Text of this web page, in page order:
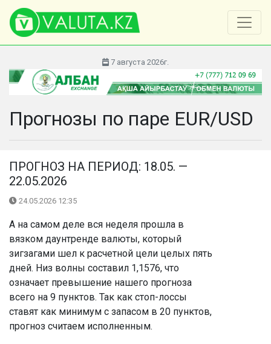
7 августа 2026г.
Прогнозы по паре EUR/USD
ПРОГНОЗ НА ПЕРИОД: 18.05. —
22.05.2026
24.05.2026 12:35
А на самом деле вся неделя прошла в
вязком даунтренде валюты, который
зигзагами шел к расчетной цели целых пять
дней. Низ волны составил 1,1576, что
означает превышение нашего прогноза
всего на 9 пунктов. Так как стоп-лоссы
ставят как минимум с запасом в 20 пунктов,
прогноз считаем исполненным.